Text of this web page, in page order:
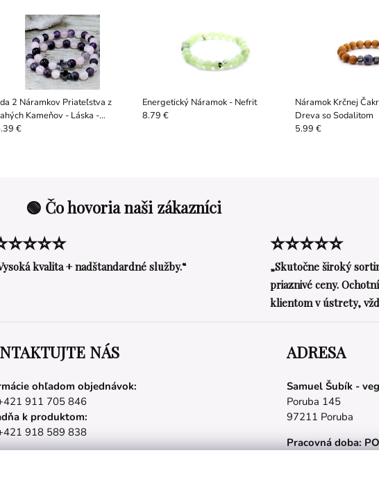
2 Náramkov Priateľstva z
Kameňov - Láska -
a Ruženín
€
Energetický Náramok - Nefrit
8.79 €
Náramok Krčnej
Dreva so Sodalitom
5.99 €
🟢 Čo hovoria naši zákazníci
kvalita + nadštandardné služby.“
⭐⭐⭐⭐⭐
„Skutočne široký
priaznivé ceny.
klientom v ústrety,
NÁS
ohľadom objednávok:
911 705 846
k produktom:
918 589 838
ADRESA
Samuel Šubík -
Poruba 145
97211 Poruba
Pracovná doba: